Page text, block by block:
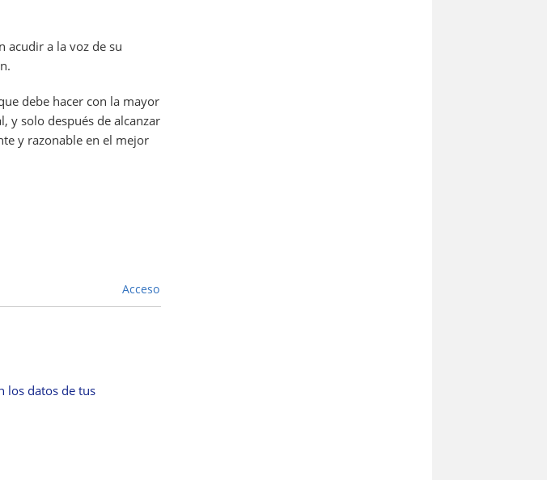
acudir a la voz de su
debe hacer con la mayor
y solo después de alcanzar
y razonable en el mejor
Acceso
los datos de tus